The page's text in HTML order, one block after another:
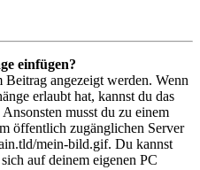
einfügen?
angezeigt werden. Wenn
erlaubt hat, kannst du das
musst du zu einem
öffentlich zugänglichen Server
mein-bild.gif. Du kannst
auf deinem eigenen PC